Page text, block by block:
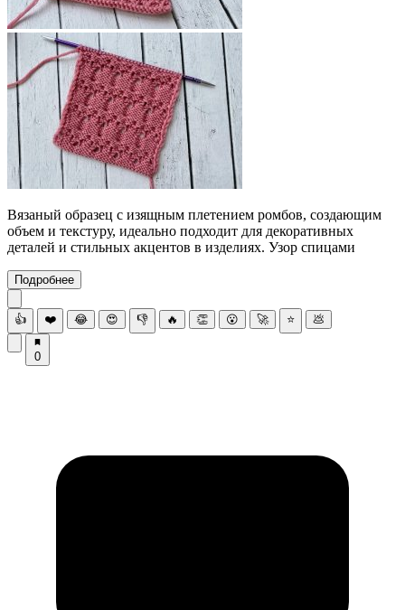
Вязаный образец с изящным плетением ромбов, создающим
объем и текстуру, идеально подходит для декоративных
деталей и стильных акцентов в изделиях. Узор спицами
Подробнее
👍 ❤️ 😂 😍 👎 🔥 👏 😮 🚀 ⭐ 💩
0